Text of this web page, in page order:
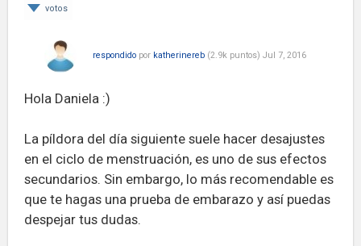
votos
respondido por katherinereb (2.9k puntos) Jul 7, 2016
Hola Daniela :)
La píldora del día siguiente suele hacer desajustes
en el ciclo de menstruación, es uno de sus efectos
secundarios. Sin embargo, lo más recomendable es
que te hagas una prueba de embarazo y así puedas
despejar tus dudas.